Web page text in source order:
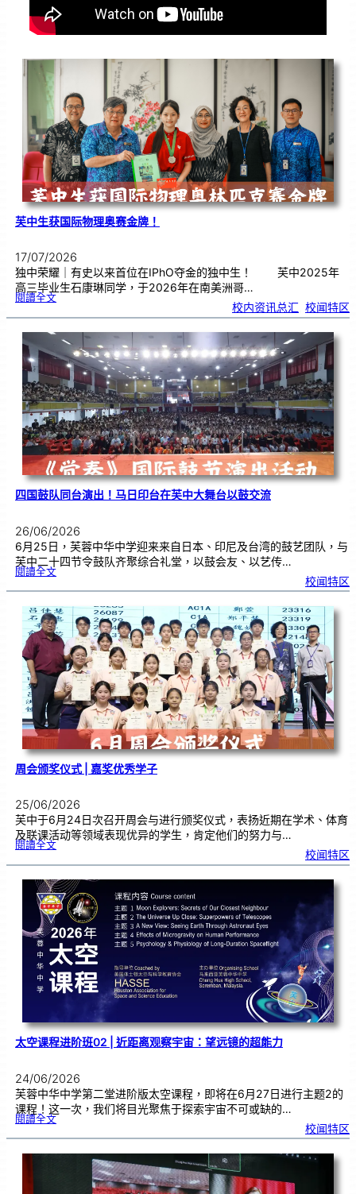
芙中生获国际物理奥赛金牌！
17/07/2026
独中荣耀｜有史以来首位在IPhO夺金的独中生！ 芙中2025年
高三毕业生石康琳同学，于2026年在南美洲哥…
閱讀全文:芙
获
际
物
理
赛
金
牌
！
校内资讯总汇 校闻特区
四国鼓队同台演出！马日印台在芙中大舞台以鼓交流
26/06/2026
6月25日，芙蓉中华中学迎来来自日本、印尼及台湾的鼓艺团队，与
芙中二十四节令鼓队齐聚综合礼堂，以鼓会友、以艺传…
閱讀全文:四
队
台
演
出
！
马
日
印
台
在
芙
中
大
舞
台
以
鼓
交
流
校闻特区
周会颁奖仪式 | 嘉奖优秀学子
25/06/2026
芙中于6月24日次召开周会与进行颁奖仪式，表扬近期在学术、体育
及联课活动等领域表现优异的学生，肯定他们的努力与…
閱讀全文:周
奖
式
|嘉
奖
优
秀
学
子
校闻特区
太空课程进阶班02 | 近距离观察宇宙：望远镜的超能力
24/06/2026
芙蓉中华中学第二堂进阶版太空课程，即将在6月27日进行主题2的
课程！这一次，我们将目光聚焦于探索宇宙不可或缺的…
閱讀全文:太
程
阶
班
校闻特区